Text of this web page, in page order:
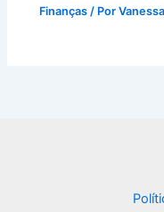
Finanças / PorVanessa